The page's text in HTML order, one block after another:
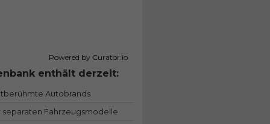
Powered by Curator.io
enthält derzeit:
Autobrands
separaten Fahrzeugsmodelle